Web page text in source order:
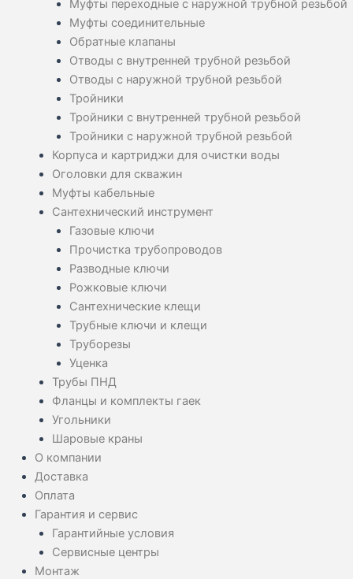
Муфты переходные с наружной трубной резьбой
Муфты соединительные
Обратные клапаны
Отводы с внутренней трубной резьбой
Отводы с наружной трубной резьбой
Тройники
Тройники с внутренней трубной резьбой
Тройники с наружной трубной резьбой
Корпуса и картриджи для очистки воды
Оголовки для скважин
Муфты кабельные
Сантехнический инструмент
Газовые ключи
Прочистка трубопроводов
Разводные ключи
Рожковые ключи
Сантехнические клещи
Трубные ключи и клещи
Труборезы
Уценка
Трубы ПНД
Фланцы и комплекты гаек
Угольники
Шаровые краны
О компании
Доставка
Оплата
Гарантия и сервис
Гарантийные условия
Сервисные центры
Монтаж